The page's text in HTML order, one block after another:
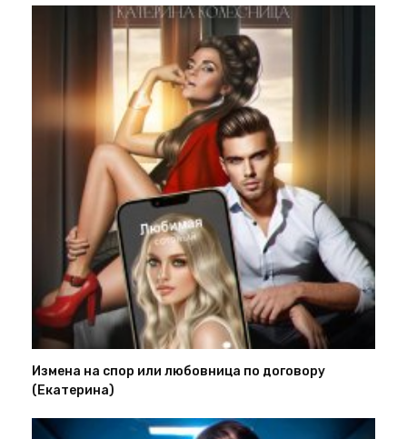
Измена на спор или любовница по договору
(Екатерина)